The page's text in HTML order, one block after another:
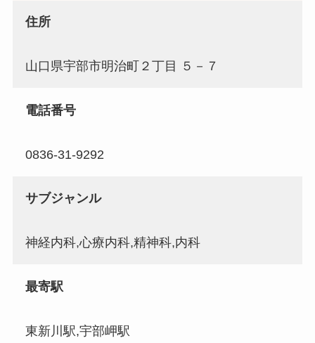
住所
山口県宇部市明治町２丁目 ５－７
電話番号
0836-31-9292
サブジャンル
神経内科,心療内科,精神科,内科
最寄駅
東新川駅,宇部岬駅